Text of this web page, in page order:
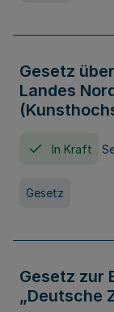
Gesetz
Landes
In Kraft
Gesetz
Gesetz zur
„Deutsche